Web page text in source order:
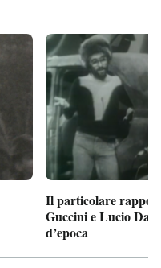
Il particolare
Guccini e Lucio
d’epoca